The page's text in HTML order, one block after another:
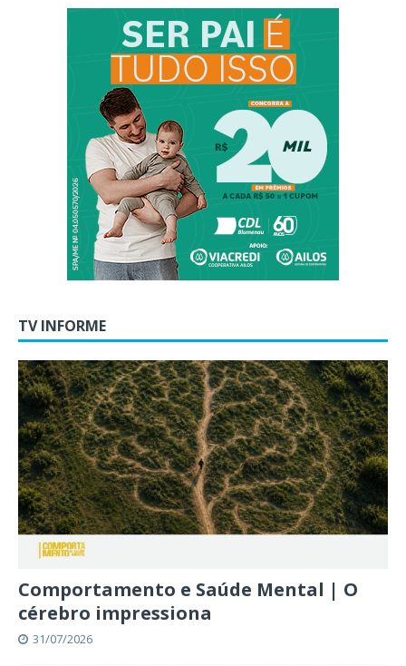
TV INFORME
Comportamento e Saúde Mental | O
cérebro impressiona
31/07/2026